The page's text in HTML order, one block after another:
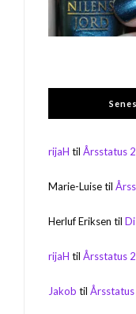
rijaH tilÅrsstatus
Marie-Luisetil
Herluf Eriksen til
rijaH tilÅrsstatus
Jakob til